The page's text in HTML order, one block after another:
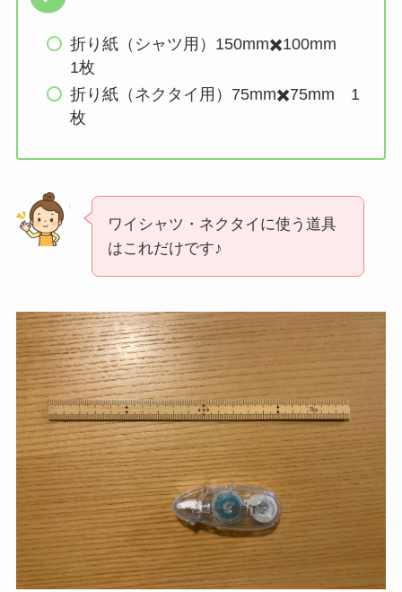
折り紙（シャツ用）150mm✖️100mm
1枚
折り紙（ネクタイ用）75mm✖️75mm 1
枚
ワイシャツ・ネクタイに使う道具
はこれだけです♪